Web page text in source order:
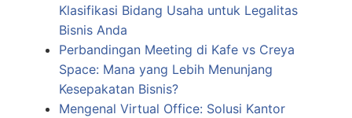
Klasifikasi Bidang Usaha untuk Legalitas
Bisnis Anda
Perbandingan Meeting di Kafe vs Creya
Space: Mana yang Lebih Menunjang
Kesepakatan Bisnis?
Mengenal Virtual Office: Solusi Kantor